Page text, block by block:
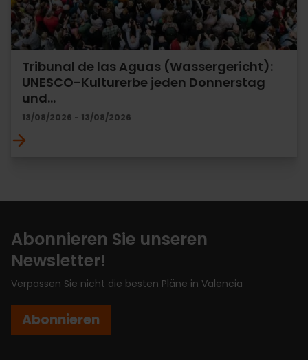
Tribunal de las Aguas (Wassergericht):
UNESCO-Kulturerbe jeden Donnerstag
und…
13/08/2026 - 13/08/2026
Abonnieren Sie unseren
Newsletter!
Verpassen Sie nicht die besten Pläne in Valencia
Abonnieren